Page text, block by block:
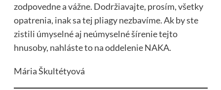
zodpovedne a vážne. Dodržiavajte, prosím, všetky
opatrenia, inak sa tej pliagy nezbavíme. Ak by ste
zistili úmyselné aj neúmyselné šírenie tejto
hnusoby, nahláste to na oddelenie NAKA.
Mária Škultétyová